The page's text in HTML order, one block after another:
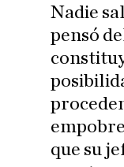
Nadie
pensó
que su